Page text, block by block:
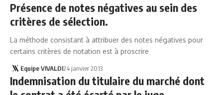
Présence de notes négatives au sein des
critères de sélection.
La méthode consistant à attribuer des notes négatives pour
certains critères de notation est à proscrire
Equipe VIVALDI24 janvier 2013
Indemnisation du titulaire du marché dont